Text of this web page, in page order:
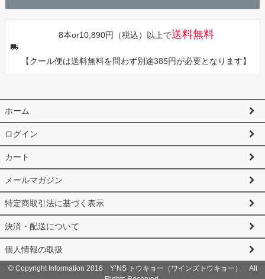
へ
8本or10,890円（税込）以上で送料無料
【クール便は送料無料を問わず別途385円が必要となります】
ホーム
ログイン
カート
メールマガジン
特定商取引法に基づく表示
決済・配送について
個人情報の取扱
© Copyright Information 2016 Y’NS トウキョー（ワインズトウキョー） All